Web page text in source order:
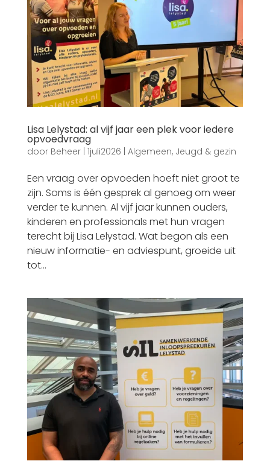
Lisa Lelystad: al vijf jaar een plek voor iedere
opvoedvraag
door Beheer| 1juli2026 Algemeen, Jeugd & gezin
Een vraag over opvoeden hoeft niet groot te
zijn. Soms is één gesprek al genoeg om weer
verder te kunnen. Al vijf jaar kunnen ouders,
kinderen en professionals met hun vragen
terecht bij Lisa Lelystad. Wat begon als een
nieuw informatie- en adviespunt, groeide uit
tot...